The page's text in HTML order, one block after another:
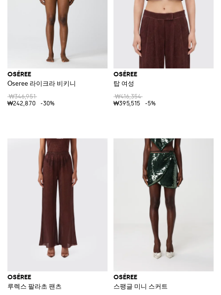
OSÉREE
Oseree 라이크라 비키니
₩346,951
₩242,870
-30%
OSÉREE
탑 여성
₩416,354
₩395,515
-5%
OSÉREE
루렉스 팔라초 팬츠
OSÉREE
스팽글 미니 스커트